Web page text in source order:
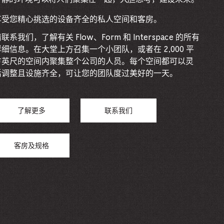
您精心挑选的设备齐全的私人空间和客房。
联系我们，了解有关 Flow、Form 和 Interspace 的所有
细信息。在大堂上方召集一个小团队，或者在 2,000 平
英尺的空间内聚集整个公司的人员。每个空间都可以灵
整且设施齐全，可让您的团队度过美好的一天。
了解更多 联系我们
客房及规格